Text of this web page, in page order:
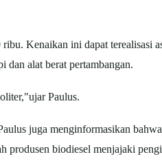
Kenaikan ini dapat terealisasi
dan alat berat pertambangan.
Paulus.
juga menginformasikan
produsen biodiesel menjajaki